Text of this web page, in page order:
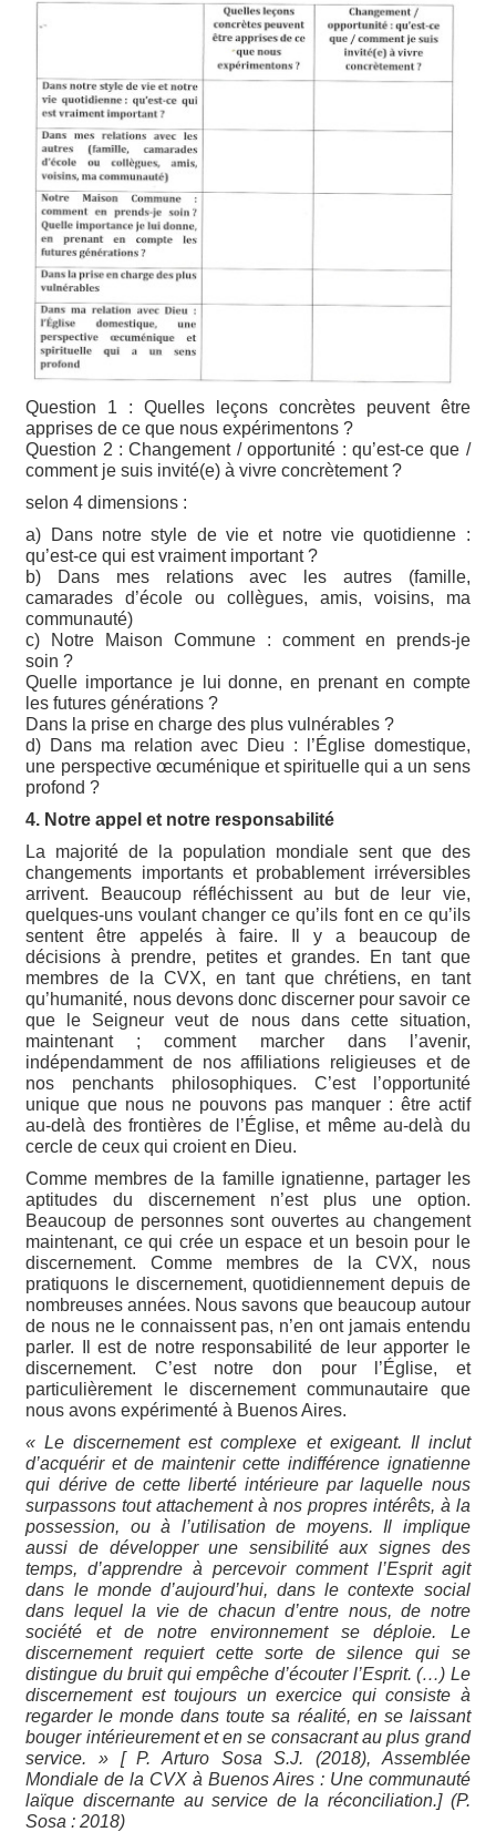
Question 1 : Quelles leçons concrètes peuvent être
apprises de ce que nous expérimentons ?
Question 2 : Changement / opportunité : qu’est-ce que /
comment je suis invité(e) à vivre concrètement ?
selon 4 dimensions :
a) Dans notre style de vie et notre vie quotidienne :
qu’est-ce qui est vraiment important ?
b) Dans mes relations avec les autres (famille,
camarades d’école ou collègues, amis, voisins, ma
communauté)
c) Notre Maison Commune : comment en prends-je
soin ?
Quelle importance je lui donne, en prenant en compte
les futures générations ?
Dans la prise en charge des plus vulnérables ?
d) Dans ma relation avec Dieu : l’Église domestique,
une perspective œcuménique et spirituelle qui a un sens
profond ?
4. Notre appel et notre responsabilité
La majorité de la population mondiale sent que des
changements importants et probablement irréversibles
arrivent. Beaucoup réfléchissent au but de leur vie,
quelques-uns voulant changer ce qu’ils font en ce qu’ils
sentent être appelés à faire. Il y a beaucoup de
décisions à prendre, petites et grandes. En tant que
membres de la CVX, en tant que chrétiens, en tant
qu’humanité, nous devons donc discerner pour savoir ce
que le Seigneur veut de nous dans cette situation,
maintenant ; comment marcher dans l’avenir,
indépendamment de nos affiliations religieuses et de
nos penchants philosophiques. C’est l’opportunité
unique que nous ne pouvons pas manquer : être actif
au-delà des frontières de l’Église, et même au-delà du
cercle de ceux qui croient en Dieu.
Comme membres de la famille ignatienne, partager les
aptitudes du discernement n’est plus une option.
Beaucoup de personnes sont ouvertes au changement
maintenant, ce qui crée un espace et un besoin pour le
discernement. Comme membres de la CVX, nous
pratiquons le discernement, quotidiennement depuis de
nombreuses années. Nous savons que beaucoup autour
de nous ne le connaissent pas, n’en ont jamais entendu
parler. Il est de notre responsabilité de leur apporter le
discernement. C’est notre don pour l’Église, et
particulièrement le discernement communautaire que
nous avons expérimenté à Buenos Aires.
« Le discernement est complexe et exigeant. Il inclut
d’acquérir et de maintenir cette indifférence ignatienne
qui dérive de cette liberté intérieure par laquelle nous
surpassons tout attachement à nos propres intérêts, à la
possession, ou à l’utilisation de moyens. Il implique
aussi de développer une sensibilité aux signes des
temps, d’apprendre à percevoir comment l’Esprit agit
dans le monde d’aujourd’hui, dans le contexte social
dans lequel la vie de chacun d’entre nous, de notre
société et de notre environnement se déploie. Le
discernement requiert cette sorte de silence qui se
distingue du bruit qui empêche d’écouter l’Esprit. (…) Le
discernement est toujours un exercice qui consiste à
regarder le monde dans toute sa réalité, en se laissant
bouger intérieurement et en se consacrant au plus grand
service. » [ P. Arturo Sosa S.J. (2018), Assemblée
Mondiale de la CVX à Buenos Aires : Une communauté
laïque discernante au service de la réconciliation.] (P.
Sosa : 2018)